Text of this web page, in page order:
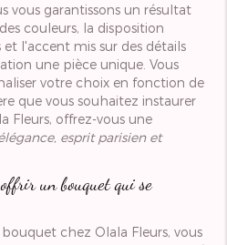
vous garantissons un résultat
couleurs, la disposition
l'accent mis sur des détails
une pièce unique. Vous
votre choix en fonction de
que vous souhaitez instaurer
Fleurs, offrez-vous une
esprit parisien et
un bouquet qui se
chez Olala Fleurs, vous